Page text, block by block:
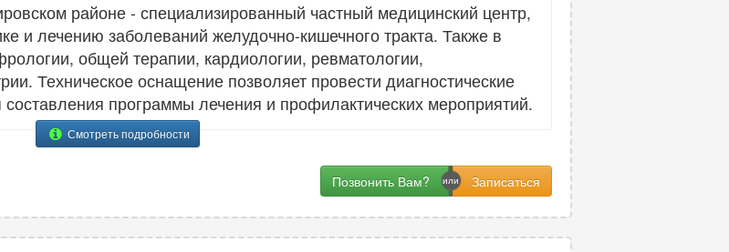
районе - специализированный частный медицинский центр,
и лечению заболеваний желудочно-кишечного тракта. Также в
общей терапии, кардиологии, ревматологии,
Техническое оснащение позволяет провести диагностические
программы лечения и профилактических мероприятий.
Смотреть подробности
Позвонить Вам?